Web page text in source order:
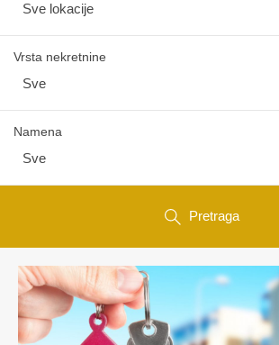
Sve lokacije
Vrsta nekretnine
Sve
Namena
Sve
Pretraga